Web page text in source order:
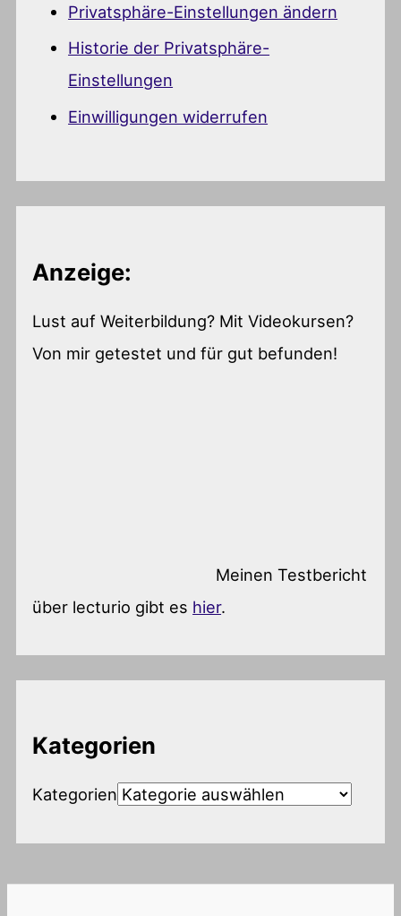
Privatsphäre-Einstellungen ändern
Historie der Privatsphäre-
Einstellungen
Einwilligungen widerrufen
Anzeige:
Lust auf Weiterbildung? Mit Videokursen?
Von mir getestet und für gut befunden!
Meinen Testbericht
über lecturio gibt es hier.
Kategorien
Kategorien